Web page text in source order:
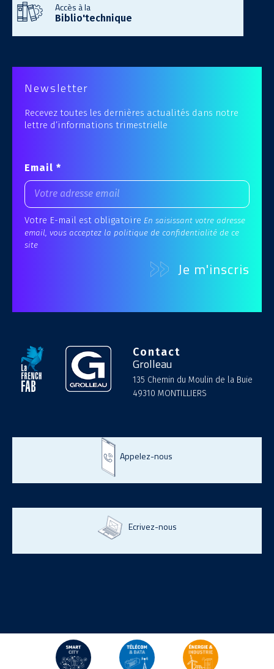
Accès à la
Biblio'technique
Newsletter
Recevez toutes les dernières actualités dans notre
lettre d’informations trimestrielle
Email *
Votre E-mail est obligatoire En saisissant votre adresse
email, vous acceptez la politique de confidentialité de ce
site
Contact
Grolleau
135 Chemin du Moulin de la Buie
49310 MONTILLIERS
Appelez-nous
Ecrivez-nous
© Grolleau 2026 - Tous droits réservés -
Créé et référencé par